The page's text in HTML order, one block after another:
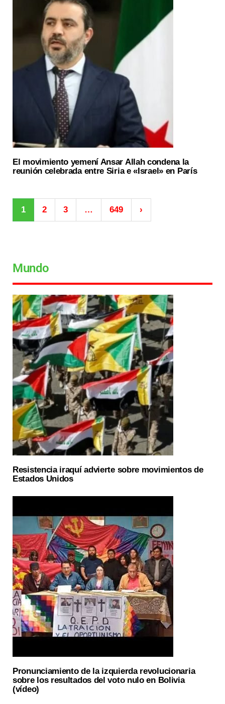
El movimiento yemení Ansar Allah condena la
reunión celebrada entre Siria e «Israel» en París
1 2 3 … 649 ›
Mundo
Resistencia iraquí advierte sobre movimientos de
Estados Unidos
Pronunciamiento de la izquierda revolucionaria
sobre los resultados del voto nulo en Bolivia
(vídeo)